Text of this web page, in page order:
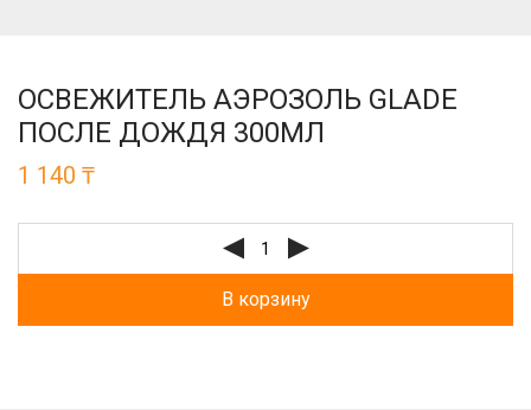
ОСВЕЖИТЕЛЬ АЭРОЗОЛЬ GLADE
ПОСЛЕ ДОЖДЯ 300МЛ
1 140 ₸
В корзину